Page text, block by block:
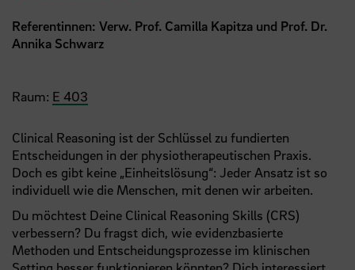
Referentinnen: Verw. Prof. Camilla Kapitza und Prof. Dr.
Annika Schwarz
Raum: E 403
Clinical Reasoning ist der Schlüssel zu fundierten
Entscheidungen in der physiotherapeutischen Praxis.
Doch es gibt keine „Einheitslösung“: Jeder Ansatz ist so
individuell wie die Menschen, mit denen wir arbeiten.
Du möchtest Deine Clinical Reasoning Skills (CRS)
verbessern? Du fragst dich, wie evidenzbasierte
Methoden und Entscheidungsprozesse im klinischen